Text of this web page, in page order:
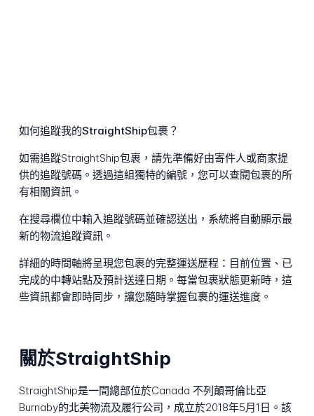
如何追蹤我的StraightShip包裹？
如需追蹤StraightShip包裹，請先準備好由寄件人或商家提
供的追蹤號碼。透過這組獨特的編號，您可以查閱包裹的所
有相關資訊。
在搜尋欄位中輸入追蹤號碼並確認送出，系統將自動顯示最
新的物流追蹤資訊。
詳細的時間軸將呈現您包裹的完整運送歷程：目前位置、已
完成的中轉站點及預計送達日期。每當包裹狀態更新時，這
些資訊都會即時同步，讓您隨時掌握包裹的運送進度。
關於StraightShip
StraightShip是一間總部位於Canada 不列顛哥倫比亞
Burnaby的北美物流及履行公司，成立於2018年5月1日。該